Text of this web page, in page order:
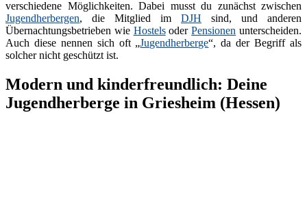
verschiedene Möglichkeiten. Dabei musst du zunächst zwischen
Jugendherbergen, die Mitglied im DJH sind, und anderen
Übernachtungsbetrieben wie HostelsoderPensionen unterscheiden.
Auch diese nennen sich oft „Jugendherberge“, da der Begriff als
solcher nicht geschützt ist.
Modern und kinderfreundlich: Deine
Jugendherberge in Griesheim (Hessen)